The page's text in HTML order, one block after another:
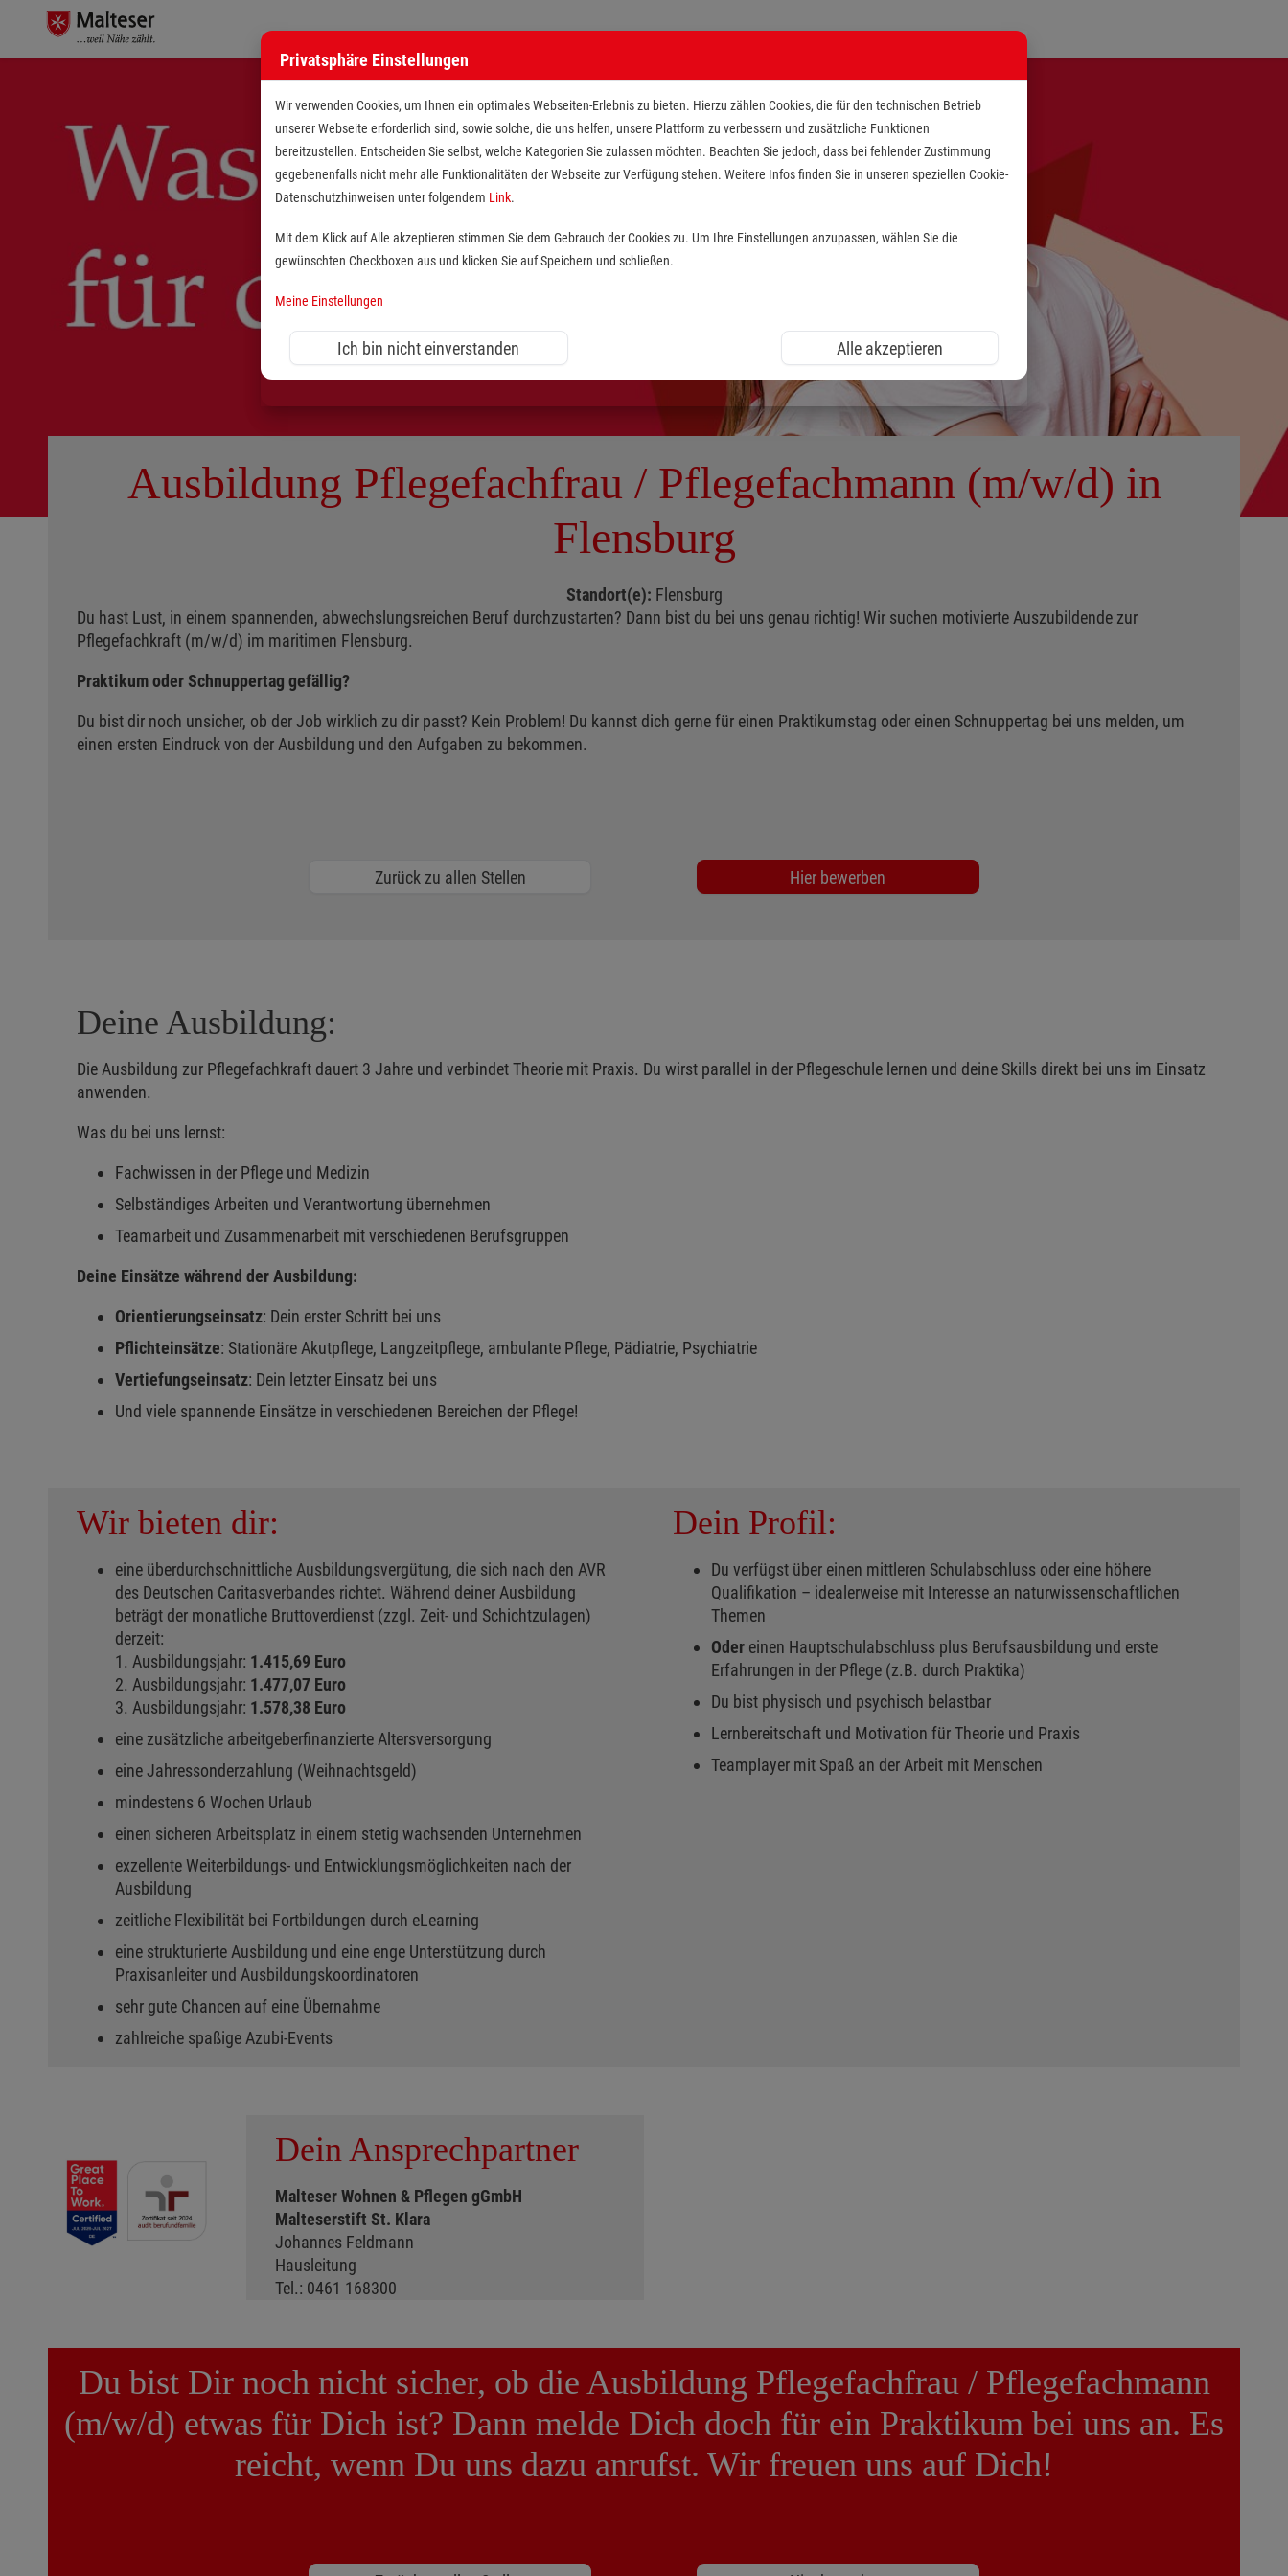
Ausbildung Pflegefachfrau / Pflegefachmann (m/w/d) in
Flensburg
Standort(e): Flensburg
Du hast Lust, in einem spannenden, abwechslungsreichen Beruf durchzustarten? Dann bist du bei uns genau richtig! Wir suchen motivierte Auszubildende zur
Pflegefachkraft (m/w/d) im maritimen Flensburg.
Praktikum oder Schnuppertag gefällig?
Du bist dir noch unsicher, ob der Job wirklich zu dir passt? Kein Problem! Du kannst dich gerne für einen Praktikumstag oder einen Schnuppertag bei uns melden, um
einen ersten Eindruck von der Ausbildung und den Aufgaben zu bekommen.
Zurück zu allen Stellen Hier bewerben
Deine Ausbildung:
Die Ausbildung zur Pflegefachkraft dauert 3 Jahre und verbindet Theorie mit Praxis. Du wirst parallel in der Pflegeschule lernen und deine Skills direkt bei uns im Einsatz
anwenden.
Was du bei uns lernst:
Fachwissen in der Pflege und Medizin
Selbständiges Arbeiten und Verantwortung übernehmen
Teamarbeit und Zusammenarbeit mit verschiedenen Berufsgruppen
Deine Einsätze während der Ausbildung:
Orientierungseinsatz: Dein erster Schritt bei uns
Pflichteinsätze: Stationäre Akutpflege, Langzeitpflege, ambulante Pflege, Pädiatrie, Psychiatrie
Vertiefungseinsatz: Dein letzter Einsatz bei uns
Und viele spannende Einsätze in verschiedenen Bereichen der Pflege!
Wir bieten dir:
eine überdurchschnittliche Ausbildungsvergütung, die sich nach den AVR
des Deutschen Caritasverbandes richtet. Während deiner Ausbildung
beträgt der monatliche Bruttoverdienst (zzgl. Zeit- und Schichtzulagen)
derzeit:
1. Ausbildungsjahr: 1.415,69 Euro
2. Ausbildungsjahr: 1.477,07 Euro
3. Ausbildungsjahr: 1.578,38 Euro
eine zusätzliche arbeitgeberfinanzierte Altersversorgung
eine Jahressonderzahlung (Weihnachtsgeld)
mindestens 6 Wochen Urlaub
einen sicheren Arbeitsplatz in einem stetig wachsenden Unternehmen
exzellente Weiterbildungs- und Entwicklungsmöglichkeiten nach der
Ausbildung
zeitliche Flexibilität bei Fortbildungen durch eLearning
eine strukturierte Ausbildung und eine enge Unterstützung durch
Praxisanleiter und Ausbildungskoordinatoren
sehr gute Chancen auf eine Übernahme
zahlreiche spaßige Azubi-Events
Dein Profil:
Du verfügst über einen mittleren Schulabschluss oder eine höhere
Qualifikation – idealerweise mit Interesse an naturwissenschaftlichen
Themen
Oder einen Hauptschulabschluss plus Berufsausbildung und erste
Erfahrungen in der Pflege (z.B. durch Praktika)
Du bist physisch und psychisch belastbar
Lernbereitschaft und Motivation für Theorie und Praxis
Teamplayer mit Spaß an der Arbeit mit Menschen
Dein Ansprechpartner
Malteser Wohnen & Pflegen gGmbH
Malteserstift St. Klara
Johannes Feldmann
Hausleitung
Tel.: 0461 168300
Du bist Dir noch nicht sicher, ob die Ausbildung Pflegefachfrau / Pflegefachmann
(m/w/d) etwas für Dich ist? Dann melde Dich doch für ein Praktikum bei uns an. Es
reicht, wenn Du uns dazu anrufst. Wir freuen uns auf Dich!
Privatsphäre Einstellungen
Wir verwenden Cookies, um Ihnen ein optimales Webseiten-Erlebnis zu bieten. Hierzu zählen Cookies, die für den technischen Betrieb
unserer Webseite erforderlich sind, sowie solche, die uns helfen, unsere Plattform zu verbessern und zusätzliche Funktionen
bereitzustellen. Entscheiden Sie selbst, welche Kategorien Sie zulassen möchten. Beachten Sie jedoch, dass bei fehlender Zustimmung
gegebenenfalls nicht mehr alle Funktionalitäten der Webseite zur Verfügung stehen. Weitere Infos finden Sie in unseren speziellen Cookie-
Datenschutzhinweisen unter folgendem Link.
Mit dem Klick auf Alle akzeptieren stimmen Sie dem Gebrauch der Cookies zu. Um Ihre Einstellungen anzupassen, wählen Sie die
gewünschten Checkboxen aus und klicken Sie auf Speichern und schließen.
Meine Einstellungen
Ich bin nicht einverstanden Alle akzeptieren